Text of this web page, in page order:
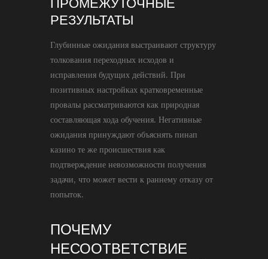
РЕЗУЛЬТАТЫ
Глубинные ожидания выстраивают структуру
толкования переходных исходов и
исправления будущих действий. При
позитивных настройках кратковременные
провалы рассматриваются как природная
составляющая хода обучения. Негативные
ожидания принуждают объяснять пинап
казино те же происшествия как
подтверждение невозможности получения
задачи, что может вести к раннему отказу от
попыток.
ПОЧЕМУ
НЕСООТВЕТСТВИЕ